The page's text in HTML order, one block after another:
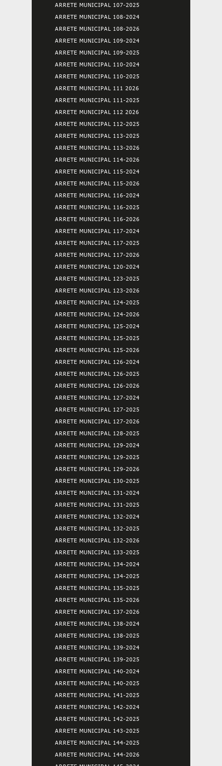
ARRETE MUNICIPAL 107-2025
ARRETE MUNICIPAL 108-2024
ARRETE MUNICIPAL 108-2026
ARRETE MUNICIPAL 109-2024
ARRETE MUNICIPAL 109-2025
ARRETE MUNICIPAL 110-2024
ARRETE MUNICIPAL 110-2025
ARRETE MUNICIPAL 111 2026
ARRETE MUNICIPAL 111-2025
ARRETE MUNICIPAL 112 2026
ARRETE MUNICIPAL 112-2025
ARRETE MUNICIPAL 113-2025
ARRETE MUNICIPAL 113-2026
ARRETE MUNICIPAL 114-2026
ARRETE MUNICIPAL 115-2024
ARRETE MUNICIPAL 115-2026
ARRETE MUNICIPAL 116-2024
ARRETE MUNICIPAL 116-2025
ARRETE MUNICIPAL 116-2026
ARRETE MUNICIPAL 117-2024
ARRETE MUNICIPAL 117-2025
ARRETE MUNICIPAL 117-2026
ARRETE MUNICIPAL 120-2024
ARRETE MUNICIPAL 123-2025
ARRETE MUNICIPAL 123-2026
ARRETE MUNICIPAL 124-2025
ARRETE MUNICIPAL 124-2026
ARRETE MUNICIPAL 125-2024
ARRETE MUNICIPAL 125-2025
ARRETE MUNICIPAL 125-2026
ARRETE MUNICIPAL 126-2024
ARRETE MUNICIPAL 126-2025
ARRETE MUNICIPAL 126-2026
ARRETE MUNICIPAL 127-2024
ARRETE MUNICIPAL 127-2025
ARRETE MUNICIPAL 127-2026
ARRETE MUNICIPAL 128-2025
ARRETE MUNICIPAL 129-2024
ARRETE MUNICIPAL 129-2025
ARRETE MUNICIPAL 129-2026
ARRETE MUNICIPAL 130-2025
ARRETE MUNICIPAL 131-2024
ARRETE MUNICIPAL 131-2025
ARRETE MUNICIPAL 132-2024
ARRETE MUNICIPAL 132-2025
ARRETE MUNICIPAL 132-2026
ARRETE MUNICIPAL 133-2025
ARRETE MUNICIPAL 134-2024
ARRETE MUNICIPAL 134-2025
ARRETE MUNICIPAL 135-2025
ARRETE MUNICIPAL 135-2026
ARRETE MUNICIPAL 137-2026
ARRETE MUNICIPAL 138-2024
ARRETE MUNICIPAL 138-2025
ARRETE MUNICIPAL 139-2024
ARRETE MUNICIPAL 139-2025
ARRETE MUNICIPAL 140-2024
ARRETE MUNICIPAL 140-2025
ARRETE MUNICIPAL 141-2025
ARRETE MUNICIPAL 142-2024
ARRETE MUNICIPAL 142-2025
ARRETE MUNICIPAL 143-2025
ARRETE MUNICIPAL 144-2025
ARRETE MUNICIPAL 144-2026